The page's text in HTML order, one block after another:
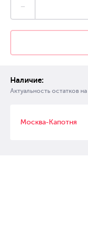
Наличие:
Актуальность остатков на
Москва-Капотня